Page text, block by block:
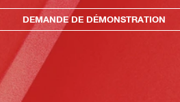
DEMANDE DE DÉMONSTRATION